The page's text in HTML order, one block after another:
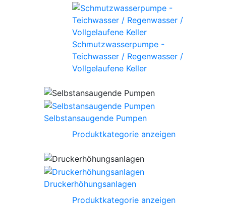
Schmutzwasserpumpe -
Teichwasser / Regenwasser /
Vollgelaufene Keller
Selbstansaugende Pumpen
Produktkategorie anzeigen
Druckerhöhungsanlagen
Produktkategorie anzeigen